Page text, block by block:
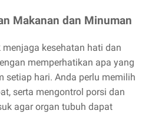
Makanan dan Minuman
kesehatan hati dan
memperhatikan apa yang
setiap hari. Anda perlu memilih
serta mengontrol porsi dan
agar organ tubuh dapat